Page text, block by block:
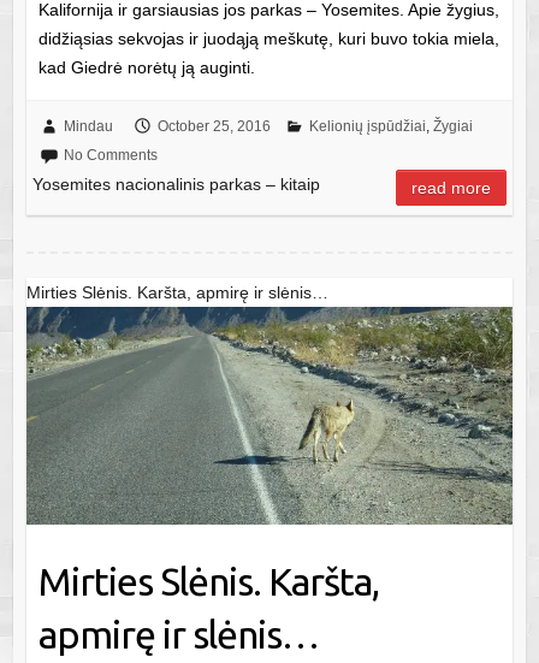
Kalifornija ir garsiausias jos parkas – Yosemites. Apie žygius,
didžiąsias sekvojas ir juodąją meškutę, kuri buvo tokia miela,
kad Giedrė norėtų ją auginti.
Mindau October 25, 2016 Kelionių įspūdžiai Žygiai
No Comments
Yosemites nacionalinis parkas – kitaip read more
Mirties Slėnis. Karšta, apmirę ir slėnis…
Mirties Slėnis. Karšta,
apmirę ir slėnis…